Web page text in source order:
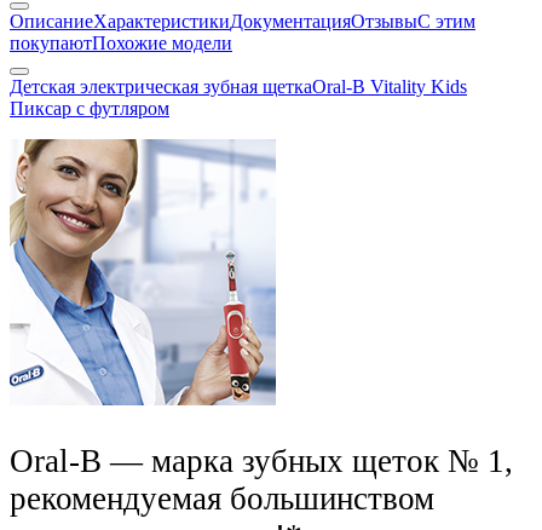
ОписаниеХарактеристикиДокументацияОтзывыС этим
покупаютПохожие модели
Детская электрическая зубная щеткаOral-B Vitality Kids
Пиксар с футляром
Oral-B — марка зубных щеток № 1,
рекомендуемая большинством